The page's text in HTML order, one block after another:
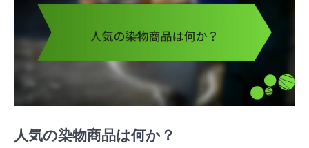
人気の染物商品は何か？